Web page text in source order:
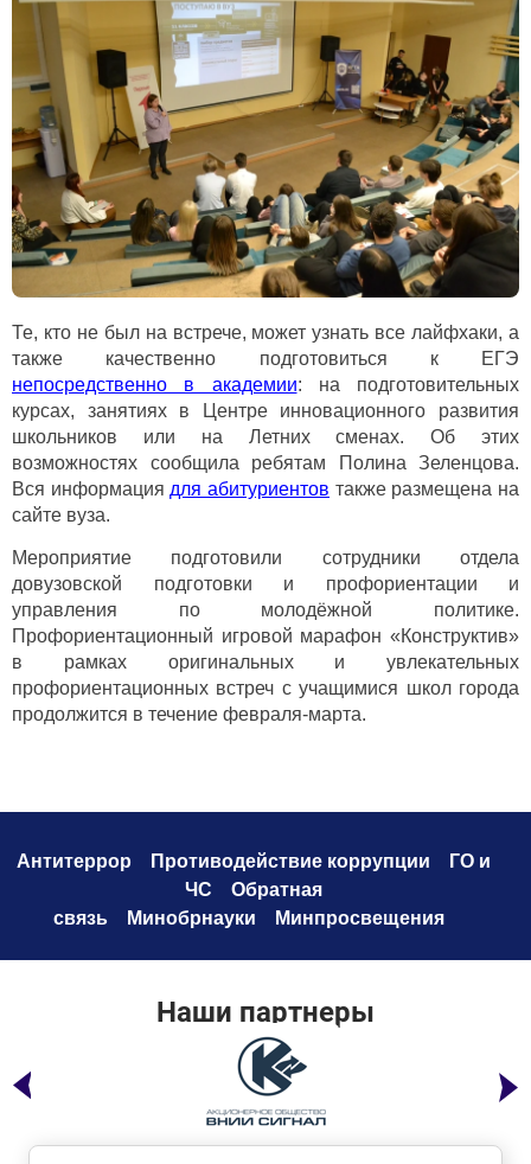
Те, кто не был на встрече, может узнать все лайфхаки, а
также качественно подготовиться к ЕГЭ
непосредственно в академии: на подготовительных
курсах, занятиях в Центре инновационного развития
школьников или на Летних сменах. Об этих
возможностях сообщила ребятам Полина Зеленцова.
Вся информация для абитуриентов также размещена на
сайте вуза.
Мероприятие подготовили сотрудники отдела
довузовской подготовки и профориентации и
управления по молодёжной политике.
Профориентационный игровой марафон «Конструктив»
в рамках оригинальных и увлекательных
профориентационных встреч с учащимися школ города
продолжится в течение февраля-марта.
Антитеррор Противодействие коррупции
ГО и
ЧС
Обратная
связь
Минобрнауки Минпросвещения
Наши партнеры